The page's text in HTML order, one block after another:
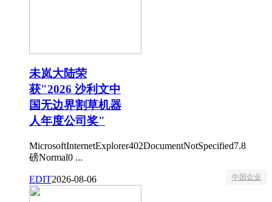
未岚大陆荣
获"2026 沙利文中
国无边界割草机器
人年度公司奖"
MicrosoftInternetExplorer402DocumentNotSpecified7.8
磅Normal0 ...
EDIT2026-08-06 中国企业